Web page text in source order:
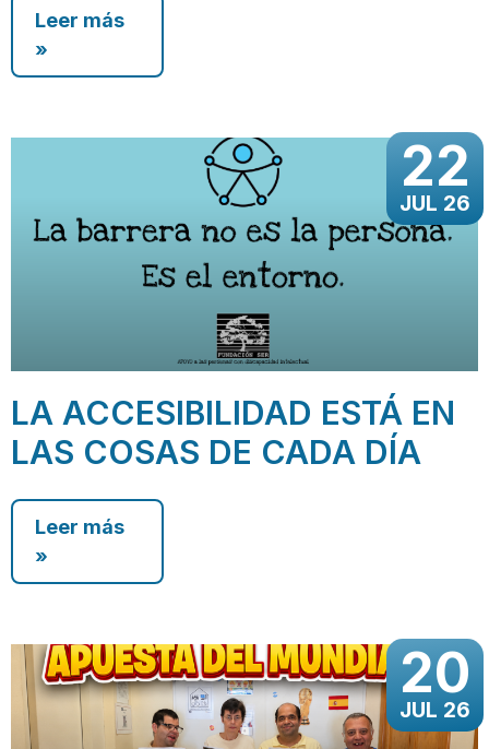
Leer más
»
22
JUL 26
LA ACCESIBILIDAD ESTÁ EN
LAS COSAS DE CADA DÍA
Leer más
»
20
JUL 26